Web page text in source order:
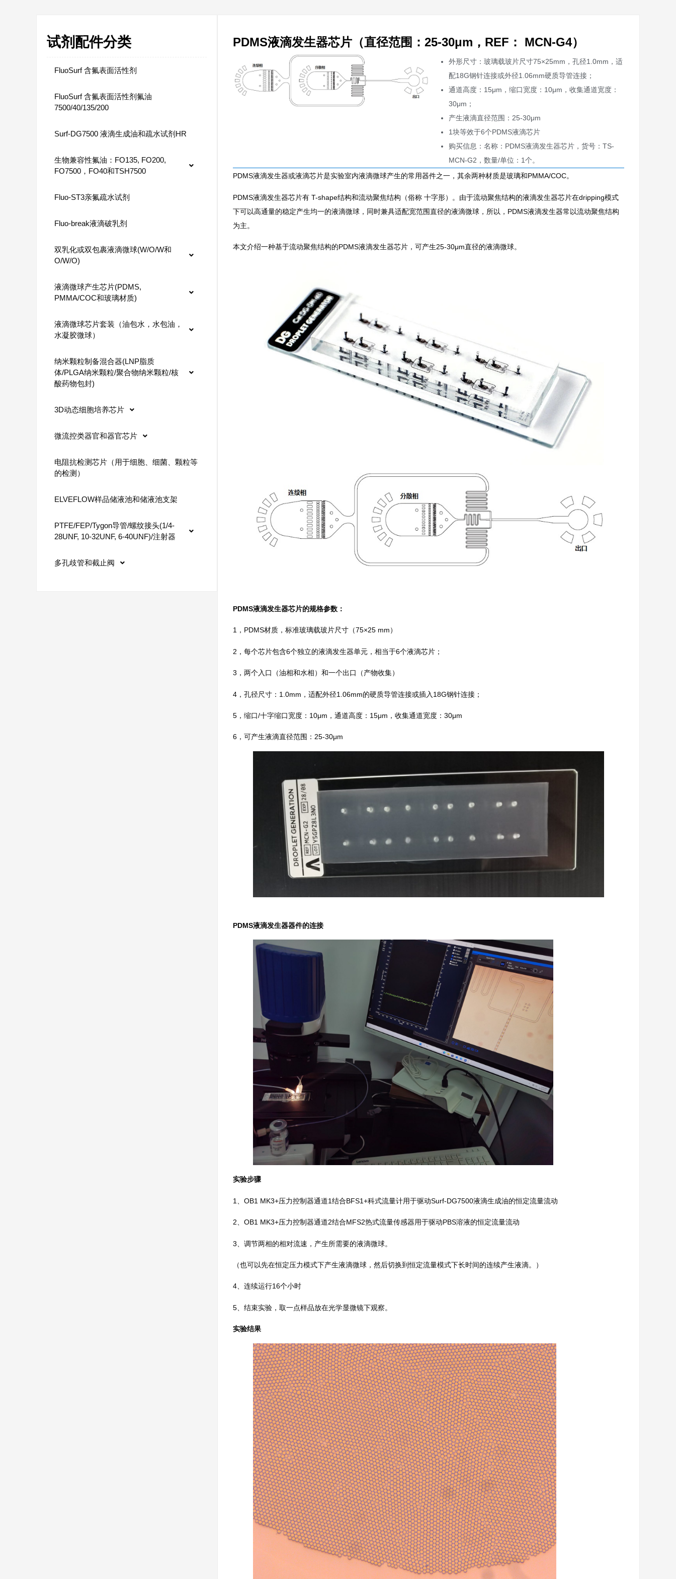
试剂配件分类
FluoSurf 含氟表面活性剂
FluoSurf 含氟表面活性剂氟油
7500/40/135/200
Surf-DG7500 液滴生成油和疏水试剂HR
生物兼容性氟油：FO135, FO200,
FO7500，FO40和TSH7500
Fluo-ST3亲氟疏水试剂
Fluo-break液滴破乳剂
双乳化或双包裹液滴微球(W/O/W和
O/W/O)
液滴微球产生芯片(PDMS,
PMMA/COC和玻璃材质)
液滴微球芯片套装（油包水，水包油，
水凝胶微球）
纳米颗粒制备混合器(LNP脂质
体/PLGA纳米颗粒/聚合物纳米颗粒/核
酸药物包封)
3D动态细胞培养芯片
微流控类器官和器官芯片
电阻抗检测芯片（用于细胞、细菌、颗粒等
的检测）
ELVEFLOW样品储液池和储液池支架
PTFE/FEP/Tygon导管/螺纹接头(1/4-
28UNF, 10-32UNF, 6-40UNF)/注射器
多孔歧管和截止阀
PDMS液滴发生器芯片（直径范围：25-30μm，REF： MCN-G4）
外形尺寸：玻璃载玻片尺寸75×25mm，孔径1.0mm，适
配18G钢针连接或外径1.06mm硬质导管连接；
通道高度：15μm，缩口宽度：10μm，收集通道宽度：
30μm；
产生液滴直径范围：25-30μm
1块等效于6个PDMS液滴芯片
购买信息：名称：PDMS液滴发生器芯片，货号：TS-
MCN-G2，数量/单位：1个。
PDMS液滴发生器或液滴芯片是实验室内液滴微球产生的常用器件之一，其余两种材质是玻璃和PMMA/COC。
PDMS液滴发生器芯片有 T-shape结构和流动聚焦结构（俗称 十字形）。由于流动聚焦结构的液滴发生器芯片在dripping模式
下可以高通量的稳定产生均一的液滴微球，同时兼具适配宽范围直径的液滴微球，所以，PDMS液滴发生器常以流动聚焦结构
为主。
本文介绍一种基于流动聚焦结构的PDMS液滴发生器芯片，可产生25-30μm直径的液滴微球。
PDMS液滴发生器芯片的规格参数：
1，PDMS材质，标准玻璃载玻片尺寸（75×25 mm）
2，每个芯片包含6个独立的液滴发生器单元，相当于6个液滴芯片；
3，两个入口（油相和水相）和一个出口（产物收集）
4，孔径尺寸：1.0mm，适配外径1.06mm的硬质导管连接或插入18G钢针连接；
5，缩口/十字缩口宽度：10μm，通道高度：15μm，收集通道宽度：30μm
6，可产生液滴直径范围：25-30μm
PDMS液滴发生器器件的连接
实验步骤
1、OB1 MK3+压力控制器通道1结合BFS1+科式流量计用于驱动Surf-DG7500液滴生成油的恒定流量流动
2、OB1 MK3+压力控制器通道2结合MFS2热式流量传感器用于驱动PBS溶液的恒定流量流动
3、调节两相的相对流速，产生所需要的液滴微球。
（也可以先在恒定压力模式下产生液滴微球，然后切换到恒定流量模式下长时间的连续产生液滴。）
4、连续运行16个小时
5、结束实验，取一点样品放在光学显微镜下观察。
实验结果